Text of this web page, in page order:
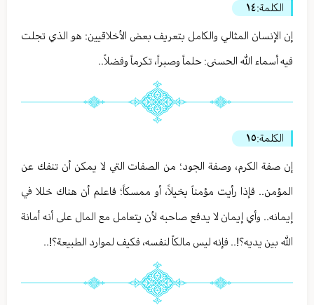
الكلمة:١٤
إن الإنسان المثالي والكامل بتعريف بعض الأخلاقيين: هو الذي تجلت
فيه أسماء الله الحسنى: حلماً وصبراً، تكرماً وفضلاً..
الكلمة:١٥
إن صفة الكرم، وصفة الجود؛ من الصفات التي لا يمكن أن تنفك عن
المؤمن.. فإذا رأيت مؤمناً بخيلاً، أو ممسكاً؛ فاعلم أن هناك خللا في
إيمانه.. وأي إيمان لا يدفع صاحبه لأن يتعامل مع المال على أنه أمانة
الله بين يديه؟!.. فإنه ليس مالكاً لنفسه، فكيف لموارد الطبيعة؟!..